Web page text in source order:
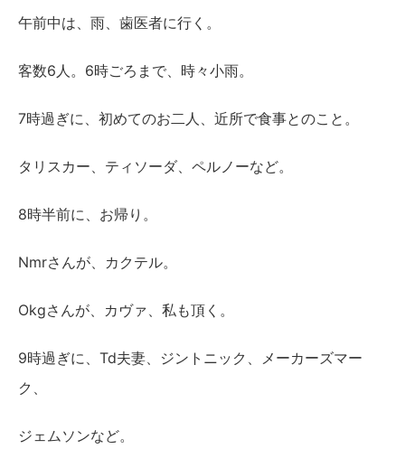
午前中は、雨、歯医者に行く。
客数6人。6時ごろまで、時々小雨。
7時過ぎに、初めてのお二人、近所で食事とのこと。
タリスカー、ティソーダ、ペルノーなど。
8時半前に、お帰り。
Nmrさんが、カクテル。
Okgさんが、カヴァ、私も頂く。
9時過ぎに、Td夫妻、ジントニック、メーカーズマー
ク、
ジェムソンなど。